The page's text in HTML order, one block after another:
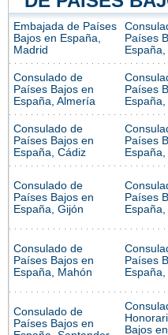
Embajada de Países
Bajos en España,
Madrid
Países
Consulado de
Países Bajos en
España, Almería
Países
Consulado de
Países Bajos en
España, Cádiz
Países
Consulado de
Países Bajos en
España, Gijón
Países
Consulado de
Países Bajos en
España, Mahón
Países
Consulado de
Países Bajos en
Bajos